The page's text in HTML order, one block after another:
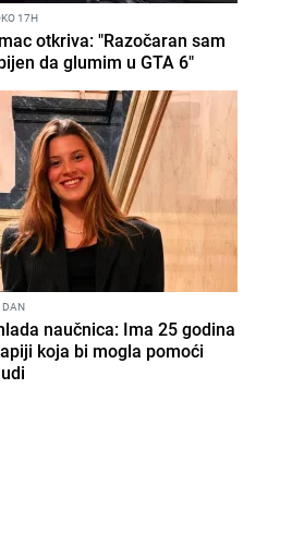
17H
otkriva: "Razočaran sam
da glumim u GTA 6"
DAN
naučnica: Ima 25 godina
koja bi mogla pomoći